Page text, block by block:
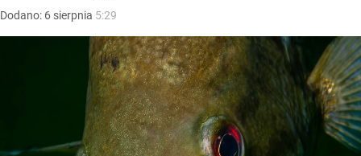
Dodano: 6 sierpnia 5:29